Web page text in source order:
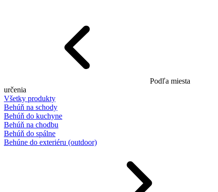
Podľa miesta
určenia
Všetky produkty
Behúň na schody
Behúň do kuchyne
Behúň na chodbu
Behúň do spálne
Behúne do exteriéru (outdoor)